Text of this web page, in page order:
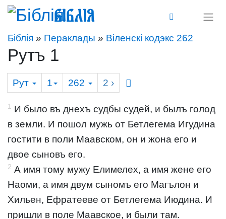
Біблія
Біблія » Пераклады » Віленскі кодэкс 262
Рутъ 1
Рут 1 262 2 ›
1 И было въ днехъ судбы судей, и былъ голод
в земли. И пошол мужь от Бетлегема Игудина
гостити в поли Маавском, он и жона его и
двое сыновъ его.
2 А имя тому мужу Елимелех, а имя жене его
Наоми, а имя двум сыномъ его Магълон и
Хильен, Ефратееве от Бетлегема Июдина. И
пришли в поле Маавское, и были там.